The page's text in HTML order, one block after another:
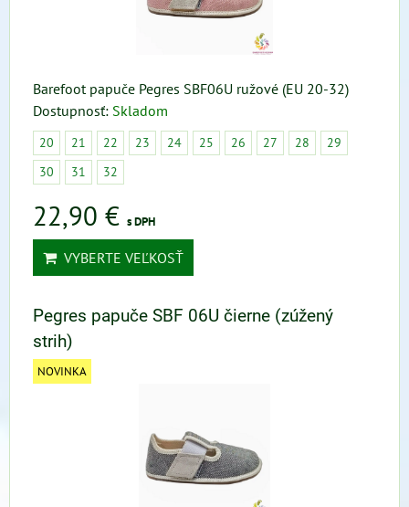
Barefoot papuče Pegres SBF06U ružové (EU 20-32)
Dostupnosť: Skladom
20 21 22 23 24 25 26 27 28
29
30
31 32
22,90 € s DPH
VYBERTE VEĽKOSŤ
Pegres papuče SBF 06U čierne (zúžený
strih)
NOVINKA